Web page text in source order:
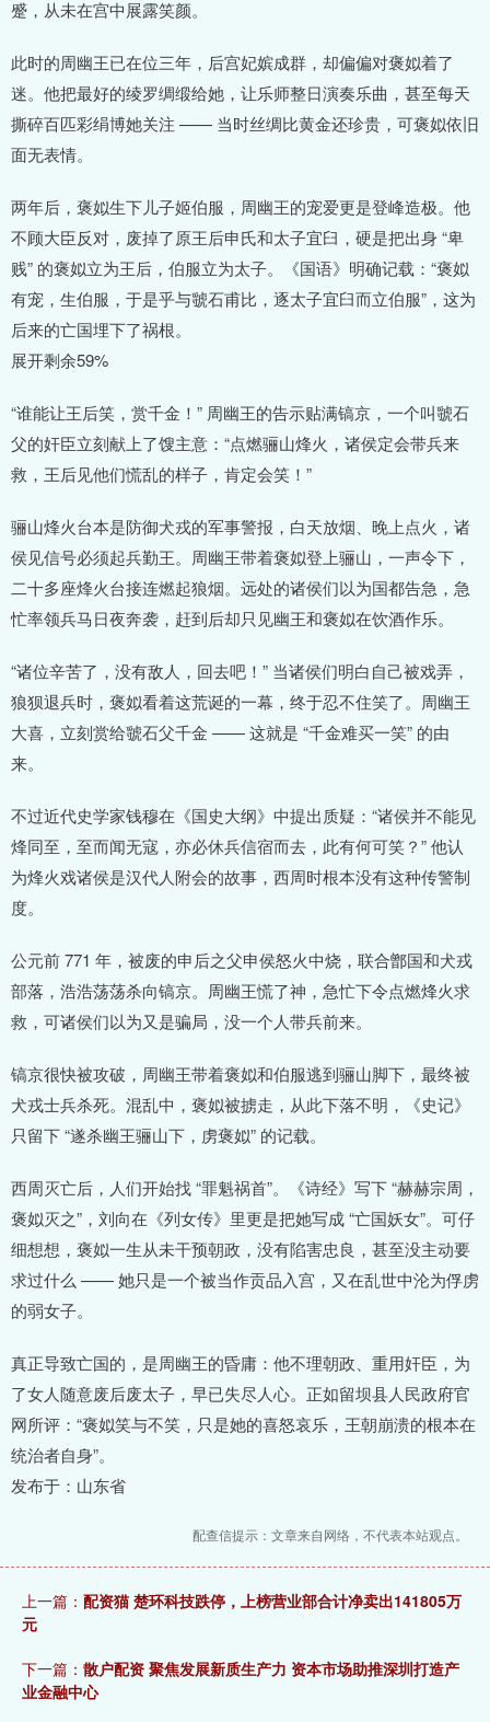
蹙，从未在宫中展露笑颜。
此时的周幽王已在位三年，后宫妃嫔成群，却偏偏对褒姒着了
迷。他把最好的绫罗绸缎给她，让乐师整日演奏乐曲，甚至每天
撕碎百匹彩绢博她关注 —— 当时丝绸比黄金还珍贵，可褒姒依旧
面无表情。
两年后，褒姒生下儿子姬伯服，周幽王的宠爱更是登峰造极。他
不顾大臣反对，废掉了原王后申氏和太子宜臼，硬是把出身 “卑
贱” 的褒姒立为王后，伯服立为太子。《国语》明确记载：“褒姒
有宠，生伯服，于是乎与虢石甫比，逐太子宜臼而立伯服”，这为
后来的亡国埋下了祸根。
展开剩余59%
“谁能让王后笑，赏千金！” 周幽王的告示贴满镐京，一个叫虢石
父的奸臣立刻献上了馊主意：“点燃骊山烽火，诸侯定会带兵来
救，王后见他们慌乱的样子，肯定会笑！”
骊山烽火台本是防御犬戎的军事警报，白天放烟、晚上点火，诸
侯见信号必须起兵勤王。周幽王带着褒姒登上骊山，一声令下，
二十多座烽火台接连燃起狼烟。远处的诸侯们以为国都告急，急
忙率领兵马日夜奔袭，赶到后却只见幽王和褒姒在饮酒作乐。
“诸位辛苦了，没有敌人，回去吧！” 当诸侯们明白自己被戏弄，
狼狈退兵时，褒姒看着这荒诞的一幕，终于忍不住笑了。周幽王
大喜，立刻赏给虢石父千金 —— 这就是 “千金难买一笑” 的由
来。
不过近代史学家钱穆在《国史大纲》中提出质疑：“诸侯并不能见
烽同至，至而闻无寇，亦必休兵信宿而去，此有何可笑？” 他认
为烽火戏诸侯是汉代人附会的故事，西周时根本没有这种传警制
度。
公元前 771 年，被废的申后之父申侯怒火中烧，联合鄫国和犬戎
部落，浩浩荡荡杀向镐京。周幽王慌了神，急忙下令点燃烽火求
救，可诸侯们以为又是骗局，没一个人带兵前来。
镐京很快被攻破，周幽王带着褒姒和伯服逃到骊山脚下，最终被
犬戎士兵杀死。混乱中，褒姒被掳走，从此下落不明，《史记》
只留下 “遂杀幽王骊山下，虏褒姒” 的记载。
西周灭亡后，人们开始找 “罪魁祸首”。《诗经》写下 “赫赫宗周，
褒姒灭之”，刘向在《列女传》里更是把她写成 “亡国妖女”。可仔
细想想，褒姒一生从未干预朝政，没有陷害忠良，甚至没主动要
求过什么 —— 她只是一个被当作贡品入宫，又在乱世中沦为俘虏
的弱女子。
真正导致亡国的，是周幽王的昏庸：他不理朝政、重用奸臣，为
了女人随意废后废太子，早已失尽人心。正如留坝县人民政府官
网所评：“褒姒笑与不笑，只是她的喜怒哀乐，王朝崩溃的根本在
统治者自身”。
发布于：山东省
配查信提示：文章来自网络，不代表本站观点。
上一篇： 配资猫 楚环科技跌停，上榜营业部合计净卖出141805万
元
下一篇： 散户配资 聚焦发展新质生产力 资本市场助推深圳打造产
业金融中心